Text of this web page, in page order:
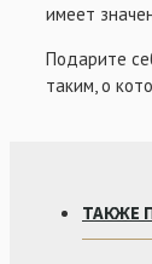
имеет
Подарите
таким, о
ТАКЖЕ